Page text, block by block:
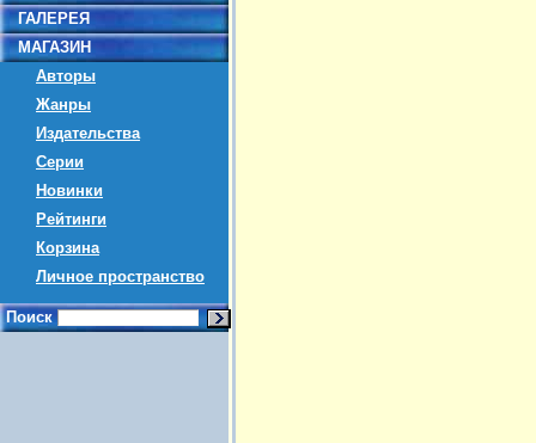
ГАЛЕРЕЯ
МАГАЗИН
Авторы
Жанры
Издательства
Серии
Новинки
Рейтинги
Корзина
Личное пространство
Поиск